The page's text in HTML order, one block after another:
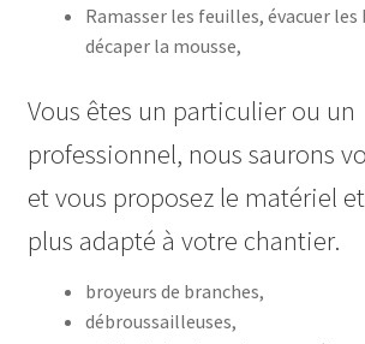
Ramasser les feuilles, évacuer les
décaper la mousse,
Vous êtes un particulier ou un
professionnel, nous saurons
et vous proposez le matériel
plus adapté à votre chantier.
broyeurs de branches,
débroussailleuses,